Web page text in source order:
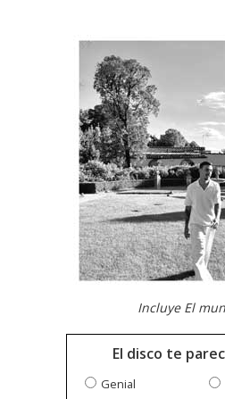
Incluye El
El disco te
Genial